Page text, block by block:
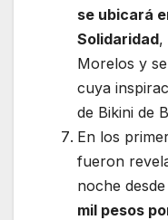
se ubicará
Solidaridad,
Morelos y
cuya
de Bikini de
En los
fueron
noche desde
mil pesos